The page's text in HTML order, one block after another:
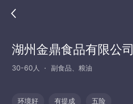
湖州金鼎食品有限公司
30-60人 副食品、粮油
环境好 有提成 五险